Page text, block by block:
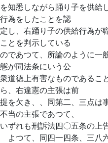
を知悉しながら踊り子を供給
行為をしたことを認
定し、右踊り子の供給行為が
ことを判示している
のであつて、所論のように一
態が同法条にいう公
衆道徳上有害なものであるこ
ら、右違憲の主張は前
提を欠き、、同第二、三点は
不当の主張であつて、
いずれも刑訴法四〇五条の上
よつて、同四一四条、三八